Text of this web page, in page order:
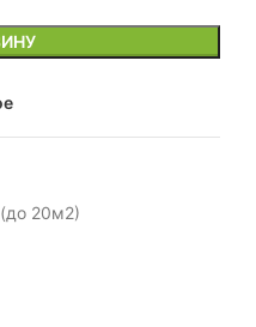
20м2)